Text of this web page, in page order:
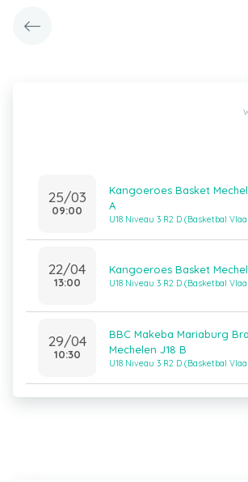
25/03
09:00
Kangoeroes Basket
A
U18 Niveau 3 R2 D (Basketbal
22/04
13:00
Kangoeroes Basket
U18 Niveau 3 R2 D (Basketbal
29/04
10:30
BBC Makeba Mariaburg
Mechelen J18 B
U18 Niveau 3 R2 D (Basketbal